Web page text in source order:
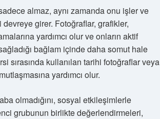
almaz, aynı zamanda onu işler ve
girer. Fotoğraflar, grafikler,
yardımcı olur ve onların aktif
bağlam içinde daha somut hale
sırasında kullanılan tarihi fotoğraflar veya
yardımcı olur.
olmadığını, sosyal etkileşimlerle
grubunun birlikte değerlendirmeleri,